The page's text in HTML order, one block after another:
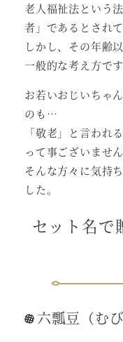
老人福祉法という
者」であるとされて
しかし、その年齢
一般的な考え方です
お若いおじいちゃ
のも…
「敬老」と言われ
って事ございませ
そんな方々に気持
した。
セット名で
六瓢豆（む